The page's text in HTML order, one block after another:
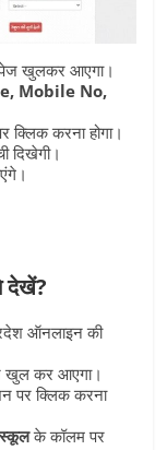
खुलकर आएगा।
Mobile No,
क्लिक करना होगा।
दिखेगी।
देखें?
ऑनलाइन की
खुल कर आएगा।
पर क्लिक करना
स्‍कूलके कॉलम पर